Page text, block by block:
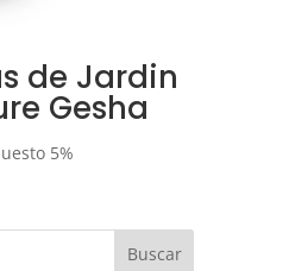
de Jardin
Gesha
5%